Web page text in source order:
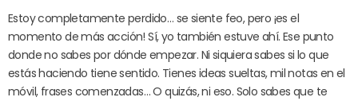
Estoy completamente perdido… se siente feo, pero ¡es el
momento de más acción! Sí, yo también estuve ahí. Ese punto
donde no sabes por dónde empezar. Ni siquiera sabes si lo que
estás haciendo tiene sentido. Tienes ideas sueltas, mil notas en el
móvil, frases comenzadas… O quizás, ni eso. Solo sabes que te